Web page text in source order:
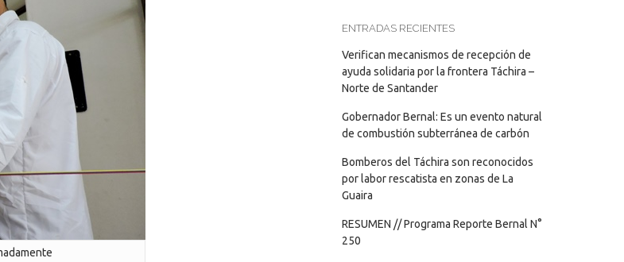
ENTRADAS RECIENTES
Verifican mecanismos de recepción de
ayuda solidaria por la frontera Táchira –
Norte de Santander
Gobernador Bernal: Es un evento natural
de combustión subterránea de carbón
Bomberos del Táchira son reconocidos
por labor rescatista en zonas de La
Guaira
RESUMEN // Programa Reporte Bernal N°
250